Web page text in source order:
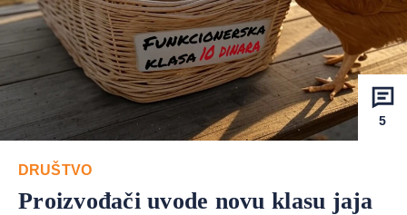
5
DRUŠTVO
Proizvođači uvode novu klasu jaja